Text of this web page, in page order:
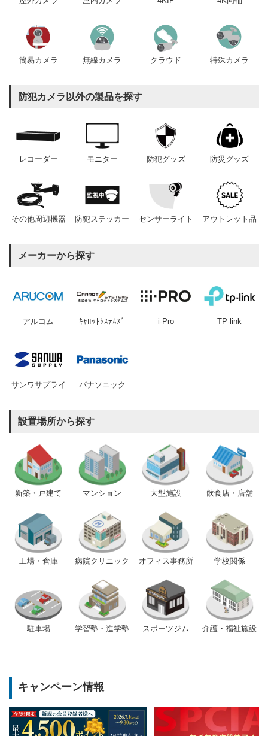
簡易カメラ 無線カメラ クラウド 特殊カメラ
防犯カメラ以外の製品を探す
レコーダー モニター 防犯グッズ 防災グッズ
その他周辺機器 防犯ステッカー センサーライト アウトレット品
メーカーから探す
アルコム ｷｬﾛｯﾄｼｽﾃﾑｽﾞ i-Pro TP-link
サンワサプライ パナソニック
設置場所から探す
新築・戸建て マンション 大型施設 飲食店・店舗
工場・倉庫 病院クリニック オフィス事務所 学校関係
駐車場 学習塾・進学塾 スポーツジム 介護・福祉施設
キャンペーン情報